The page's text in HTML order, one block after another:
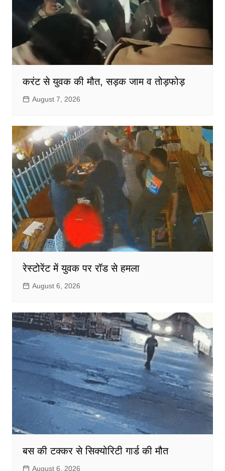
करंट से युवक की मौत, सड़क जाम व तोड़फोड़
August 7, 2026
रेस्टोरेंट में युवक पर रॉड से हमला
August 6, 2026
बस की टक्कर से सिक्योरिटी गार्ड की मौत
August 6, 2026